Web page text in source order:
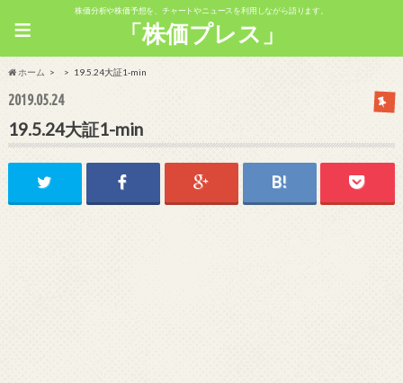
株価分析や株価予想を、チャートやニュースを利用しながら語ります。
「株価プレス」
≡
ホーム 19.5.24大証1-min
2019.05.24
19.5.24大証1-min